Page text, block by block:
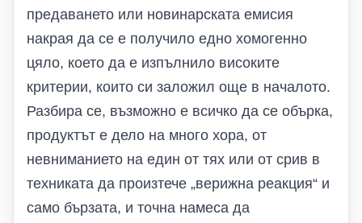
предаването или новинарската емисия
накрая да се е получило едно хомогенно
цяло, което да е изпълнило високите
критерии, които си заложил още в началото.
Разбира се, възможно е всичко да се обърка,
продуктът е дело на много хора, от
невниманието на един от тях или от срив в
техниката да произтече „верижна реакция“ и
само бързата, и точна намеса да